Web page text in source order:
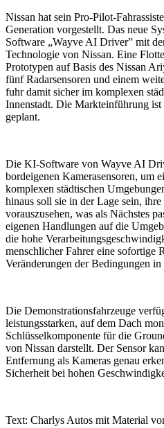
Nissan hat sein Pro-Pilot-
Generation vorgestellt. Das neue
Software „Wayve AI Driver” mit
Technologie von Nissan. Eine
Prototypen auf Basis des Nissan
fünf Radarsensoren und einem
fuhr damit sicher im komplexen
Innenstadt. Die Markteinführung
geplant.
Die KI-Software von Wayve AI
bordeigenen Kamerasensoren, um
komplexen städtischen
hinaus soll sie in der Lage sein,
vorauszusehen, was als Nächstes
eigenen Handlungen auf die
die hohe
menschlicher Fahrer eine sofortige
Veränderungen der Bedingungen
Die Demonstrationsfahrzeuge
leistungsstarken, auf dem Dach
Schlüsselkomponente für die
von Nissan darstellt. Der Sensor
Entfernung als Kameras genau
Sicherheit bei hohen
Text: Charlys Autos mit Material